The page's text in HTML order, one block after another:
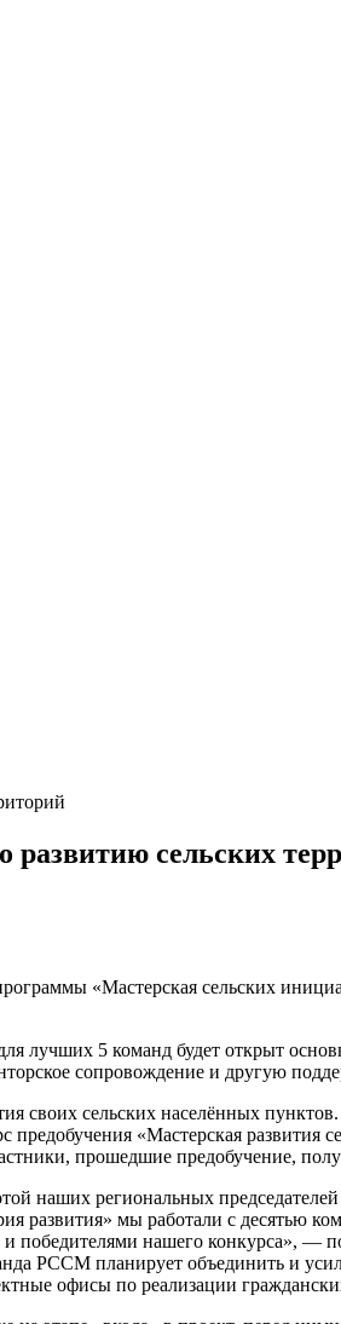
сельских
«Мастерская сельских
лучших 5 команд будет открыт
сопровождение и другую
сельских населённых
предобучения «Мастерская
прошедшие предобучение,
наших региональных
мы работали с десятью
победителями нашего конкурса», —
РССМ планирует объединить и
офисы по реализации